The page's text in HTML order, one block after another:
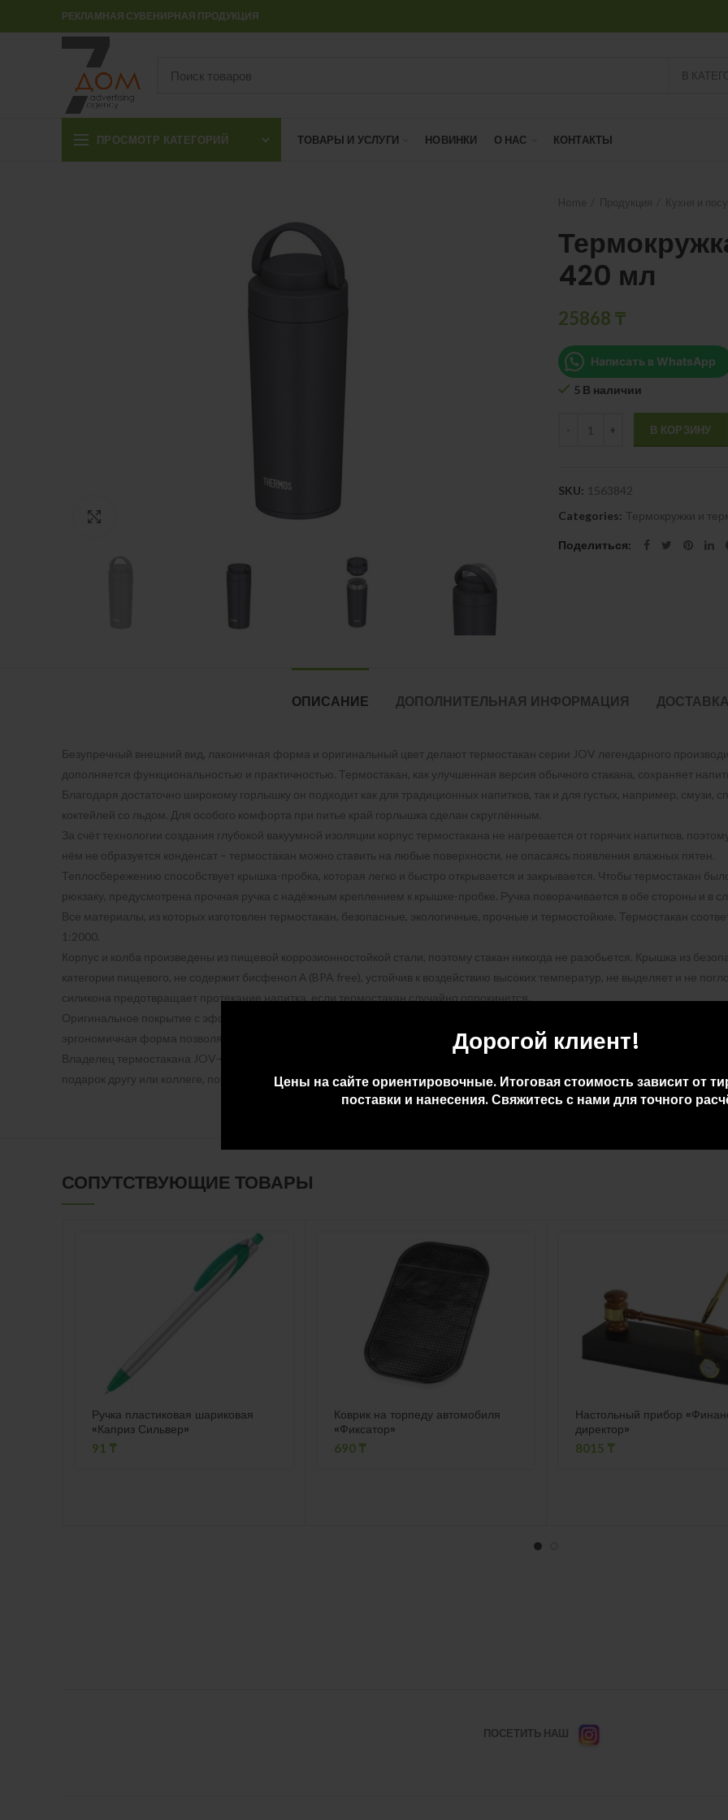
Дорогой клиент!
Цены на сайте ориентировочные. Итоговая стоимость зависит от
поставки и нанесения. Свяжитесь с нами для точного
РЕКЛАМНАЯ СУВЕНИРНАЯ ПРОДУКЦИЯ
В
ПРОСМОТР КАТЕГОРИЙ ТОВАРЫ И УСЛУГИ НОВИНКИ О НАС КОНТАКТЫ
420 мл
25868 ₸
Написать в WhatsApp
5 В наличии
В КОРЗИНУ
SKU: 1563842
Categories: Термокружки и
Поделиться
ОПИСАНИЕ ДОПОЛНИТЕЛЬНАЯ ИНФОРМАЦИЯ
Безупречный внешний вид, лаконичная форма и оригинальный цвет делают термостакан серии JOV легендарного
дополняется функциональностью и практичностью. Термостакан, как улучшенная версия обычного стакана, сохраняет
Благодаря достаточно широкому горлышку он подходит как для традиционных напитков, так и для густых, например, смузи,
коктейлей со льдом. Для особого комфорта при питье край горлышка сделан скруглённым.
За счёт технологии создания глубокой вакуумной изоляции корпус термостакана не нагревается от горячих напитков,
нём не образуется конденсат – термостакан можно ставить на любые поверхности, не опасаясь появления влажных пятен.
Теплосбережению способствует крышка-пробка, которая легко и быстро открывается и закрывается. Чтобы термостакан
рюкзаку, предусмотрена прочная ручка с надёжным креплением к крышке-пробке. Ручка поворачивается в обе стороны и в
Все материалы, из которых изготовлен термостакан, безопасные, экологичные, прочные и термостойкие. Термостакан
1:2000.
Корпус и колба произведены из пищевой коррозионностойкой стали, поэтому стакан никогда не разобьется. Крышка из
категории пищевого, не содержит бисфенол А (BPA free), устойчив к воздействию высоких температур, не выделяет и не
силикона предотвращает протекание напитка, если термостакан случайно опрокинется.
Оригинальное покрытие с эффектом мерцания, устойчивое к истиранию, надолго сохранит первоначальный вид изделия.
эргономичная форма позволяет разместить его в автомобильном подстаканнике.
Владелец термостакана JOV-420 MGY непременно получит удовольствие от его использования и, желая поделиться
подарок другу или коллеге, потому что такой презент обязательно подчеркнёт изысканный вкус дарителя.
СОПУТСТВУЮЩИЕ ТОВАРЫ
Ручка пластиковая шариковая
«Каприз Сильвер»
91 ₸
Коврик на торпеду автомобиля
«Фиксатор»
690 ₸
Настольный прибор
директор»
8015 ₸
ПОСЕТИТЬ НАШ